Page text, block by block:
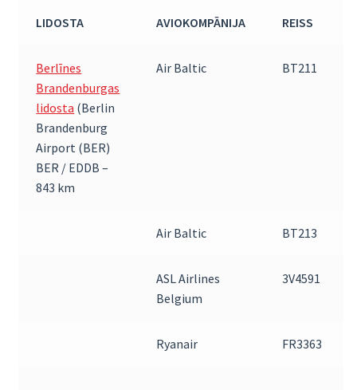
LIDOSTA AVIOKOMPĀNIJA REISS
Berlīnes
Brandenburgas
lidosta (Berlin
Brandenburg
Airport (BER)
BER / EDDB –
843 km
Air Baltic BT211
Air Baltic BT213
ASL Airlines
Belgium
3V4591
Ryanair FR3363